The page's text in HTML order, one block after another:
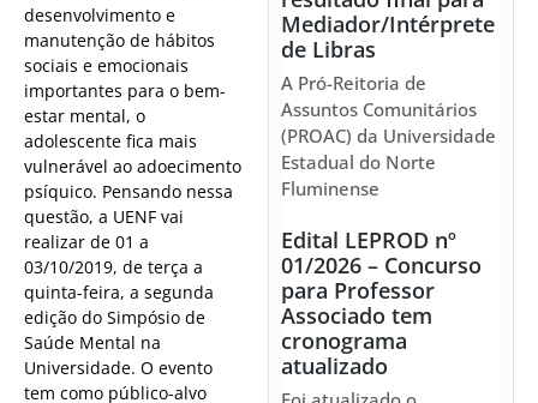
desenvolvimento e
manutenção de hábitos
sociais e emocionais
importantes para o bem-
estar mental, o
adolescente fica mais
vulnerável ao adoecimento
psíquico. Pensando nessa
questão, a UENF vai
realizar de 01 a
03/10/2019, de terça a
quinta-feira, a segunda
edição do Simpósio de
Saúde Mental na
Universidade. O evento
tem como público-alvo
Mediador/Intérprete
de Libras
A Pró-Reitoria de
Assuntos Comunitários
(PROAC) da Universidade
Estadual do Norte
Fluminense
Edital LEPROD nº
01/2026 – Concurso
para Professor
Associado tem
cronograma
atualizado